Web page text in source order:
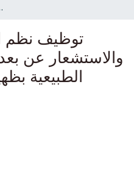
توظيف نظم المعلومات
توظيف نظم
والاستشعار عن
الطبيعية